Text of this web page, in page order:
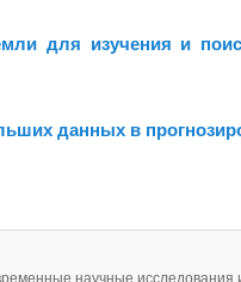
для изучения и
данных в
научные исследования